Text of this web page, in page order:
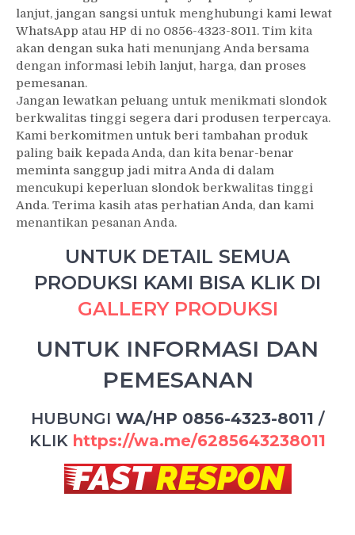
lanjut, jangan sangsi untuk menghubungi kami lewat
WhatsApp atau HP di no 0856-4323-8011. Tim kita
akan dengan suka hati menunjang Anda bersama
dengan informasi lebih lanjut, harga, dan proses
pemesanan.
Jangan lewatkan peluang untuk menikmati slondok
berkwalitas tinggi segera dari produsen terpercaya.
Kami berkomitmen untuk beri tambahan produk
paling baik kepada Anda, dan kita benar-benar
meminta sanggup jadi mitra Anda di dalam
mencukupi keperluan slondok berkwalitas tinggi
Anda. Terima kasih atas perhatian Anda, dan kami
menantikan pesanan Anda.
UNTUK DETAIL SEMUA
PRODUKSI KAMI BISA KLIK DI
GALLERY PRODUKSI
UNTUK INFORMASI DAN
PEMESANAN
HUBUNGI WA/HP 0856-4323-8011 /
KLIK https://wa.me/6285643238011